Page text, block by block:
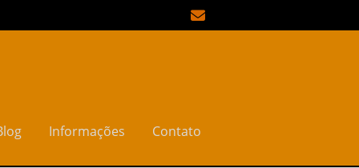
Informações Contato
Disco de desbaste para concreto